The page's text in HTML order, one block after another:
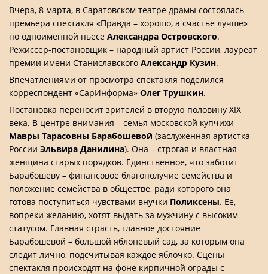
Вчера, 8 марта, в Саратовском театре драмы состоялась
премьера спектакля «Правда – хорошо, а счастье лучше»
по одноименной пьесе Александра Островского.
Режиссер-постановщик – народный артист России, лауреат
премии имени Станиславского Александр Кузин.
Впечатлениями от просмотра спектакля поделился
корреспондент «СарИнформа» Олег Трушкин.
Постановка переносит зрителей в вторую половину XIX
века. В центре внимания – семья московской купчихи
Мавры Тарасовны Барабошевой (заслуженная артистка
России Эльвира Данилина). Она – строгая и властная
женщина старых порядков. Единственное, что заботит
Барабошеву – финансовое благополучие семейства и
положение семейства в обществе, ради которого она
готова поступиться чувствами внучки Поликсены. Ее,
вопреки желанию, хотят выдать за мужчину с высоким
статусом. Главная страсть, главное достояние
Барабошевой – большой яблоневый сад, за которым она
следит лично, подсчитывая каждое яблочко. Сцены
спектакля происходят на фоне кирпичной ограды с